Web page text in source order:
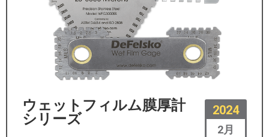
2024
2月
ウェットフィルム膜厚計
シリーズ